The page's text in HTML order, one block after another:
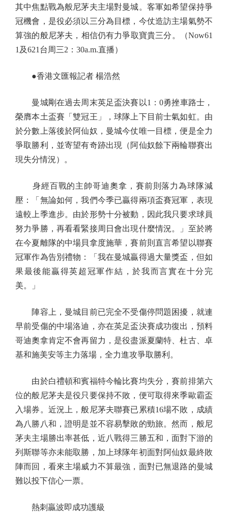
其中焦點戰為般尼茅夫主場對曼城。客軍如希望保持爭
冠機會，是役必須以三分為目標，今仗造訪主場氣勢不
算強的般尼茅夫，相信仍有力爭取寶貴三分。（Now61
1及621台周三2：30a.m.直播）
●香港文匯報記者 楊浩然
曼城剛在過去周末英足盃決賽以1：0勇挫車路士，
榮膺本土盃賽「雙冠王」，球隊上下目前士氣如虹。由
於分數上落後於阿仙奴，曼城今仗唯一目標，便是全力
爭取勝利，並寄望有奇跡出現（阿仙奴餘下兩輪聯賽出
現失分情況）。
身經百戰的主帥哥迪奧拿，賽前則落力為球隊減
壓：「無論如何，我們今季已贏得兩項盃賽冠軍，表現
遠較上季進步。由於形勢十分被動，因此我只要求球員
努力爭勝，再看看緊接周日會出現什麼情況。」至於將
在今夏離隊的中場貝拿度施華，賽前則直言希望以聯賽
冠軍作為告別禮物：「我在曼城贏得過大量獎盃，但如
果最後能贏得英超冠軍作結，於我而言實在十分完
美。」
陣容上，曼城目前已完全不受傷停問題困擾，就連
早前受傷的中場洛迪，亦在英足盃決賽成功復出，預料
哥迪奧拿肯定不會再留力，是役盡派夏蘭特、杜古、卓
基和施美安等主力落場，全力進攻爭取勝利。
由於白禮頓和賓福特今輪比賽均失分，賽前排第六
位的般尼茅夫是役只要保持不敗，便可取得來季歐霸盃
入場券。近況上，般尼茅夫聯賽已累積16場不敗，成績
為八勝八和，證明是並不容易擊敗的勁旅。然而，般尼
茅夫主場勝出率甚低，近八戰得三勝五和，面對下游的
列斯聯等亦未能取勝，加上球隊年初面對阿仙奴最終敗
陣而回，看來主場威力不算最強，面對已無退路的曼城
難以投下信心一票。
熱刺贏波即成功護級